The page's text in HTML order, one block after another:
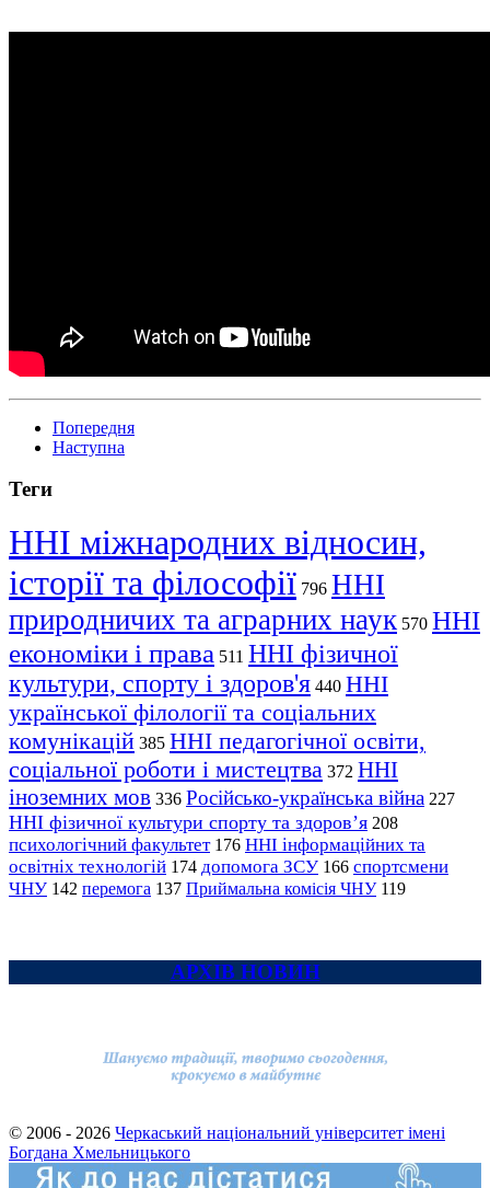
Попередня
Наступна
Теги
ННІ міжнародних відносин,
історії та філософії 796 ННІ
природничих та аграрних наук 570 ННІ
економіки і права 511 ННІ фізичної
культури, спорту і здоров'я 440 ННІ
української філології та соціальних
комунікацій 385 ННІ педагогічної освіти,
соціальної роботи і мистецтва 372 ННІ
іноземних мов 336 Російсько-українська війна 227
ННІ фізичної культури спорту та здоров’я 208
психологічний факультет 176 ННІ інформаційних та
освітніх технологій 174 допомога ЗСУ 166 спортсмени
ЧНУ 142 перемога 137 Приймальна комісія ЧНУ 119
АРХІВ НОВИН
© 2006 - 2026 Черкаський національний університет імені
Богдана Хмельницького